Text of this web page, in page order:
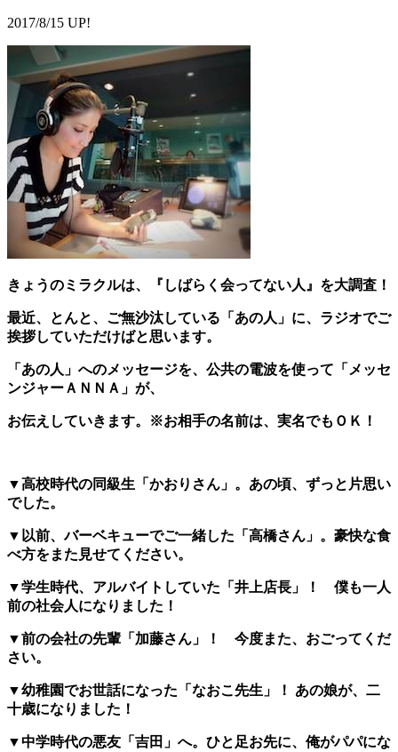
2017/8/15 UP!
きょうのミラクルは、 『しばらく会ってない人』を大調査！
最近、とんと、ご無沙汰している「あの人」に、ラジオでご
挨拶していただけばと思います。
「あの人」へのメッセージを、公共の電波を使って「メッセ
ンジャーＡＮＮＡ」が、
お伝えしていきます。※お相手の名前は、実名でもＯＫ！
▼高校時代の同級生「かおりさん」。あの頃、ずっと片思い
でした。
▼以前、バーベキューでご一緒した「高橋さん」。豪快な食
べ方をまた見せてください。
▼学生時代、アルバイトしていた「井上店長」！ 僕も一人
前の社会人になりました！
▼前の会社の先輩「加藤さん」！ 今度また、おごってくだ
さい。
▼幼稚園でお世話になった「なおこ先生」！ あの娘が、二
十歳になりました！
▼中学時代の悪友「吉田」へ。ひと足お先に、俺がパパにな